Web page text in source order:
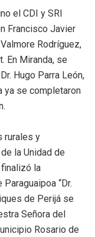
el CDI y SRI
Francisco Javier
Rodríguez,
En Miranda, se
Hugo Parra León,
ya se completaron
rurales y
la Unidad de
la
“Dr.
de Perijá se
Señora del
Rosario de